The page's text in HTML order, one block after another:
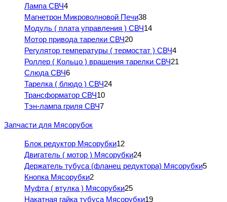
Лампа СВЧ4
Магнетрон Микроволновой Печи38
Модуль ( плата управления ) СВЧ14
Мотор привода тарелки СВЧ20
Регулятор температуры ( термостат ) СВЧ4
Роллер ( Кольцо ) вращения тарелки СВЧ21
Слюда СВЧ6
Тарелка ( блюдо ) СВЧ24
Трансформатор СВЧ10
Тэн-лампа гриля СВЧ7
Запчасти для Мясорубок
Блок редуктор Мясорубки12
Двигатель ( мотор ) Мясорубки24
Держатель тубуса (фланец редуктора) Мясорубки5
Кнопка Мясорубки2
Муфта ( втулка ) Мясорубки25
Накатная гайка тубуса Мясорубки19